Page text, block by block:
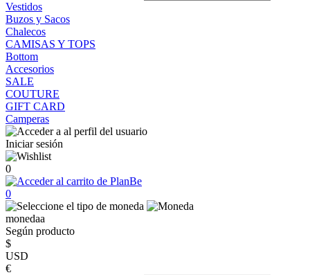
Vestidos
Buzos y Sacos
Chalecos
CAMISAS Y TOPS
Bottom
Accesorios
SALE
COUTURE
GIFT CARD
Camperas
Iniciar sesión
0
0
monedaa
Según producto
$
USD
€